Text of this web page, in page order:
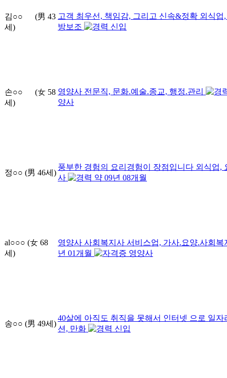
김○○ (男 43
세)
고객 최우선, 책임감, 그리고 신속&정확 외식업
방보조
신입
손○○ (女 58
세)
영양사 전문직, 문화.예술.종교, 행정.관리
양사
정○○ (男 46세)
풍부한 경험의 요리경험이 장점입니다 외식업,
사
약 09년 08개월
al○○○ (女 68
세)
영양사 사회복지사 서비스업, 가사.요양.사회복
년 01개월 영양사
송○○ (男 49세)
40살에 아직도 취직을 못해서 인터넷 으로 일자
션, 만화
신입